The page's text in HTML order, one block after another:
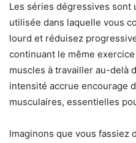
Les séries dégressives sont
utilisée dans laquelle vous
lourd et réduisez
continuant le même
muscles à travailler au-delà
intensité accrue encourage
musculaires, essentielles
Imaginons que vous fassiez